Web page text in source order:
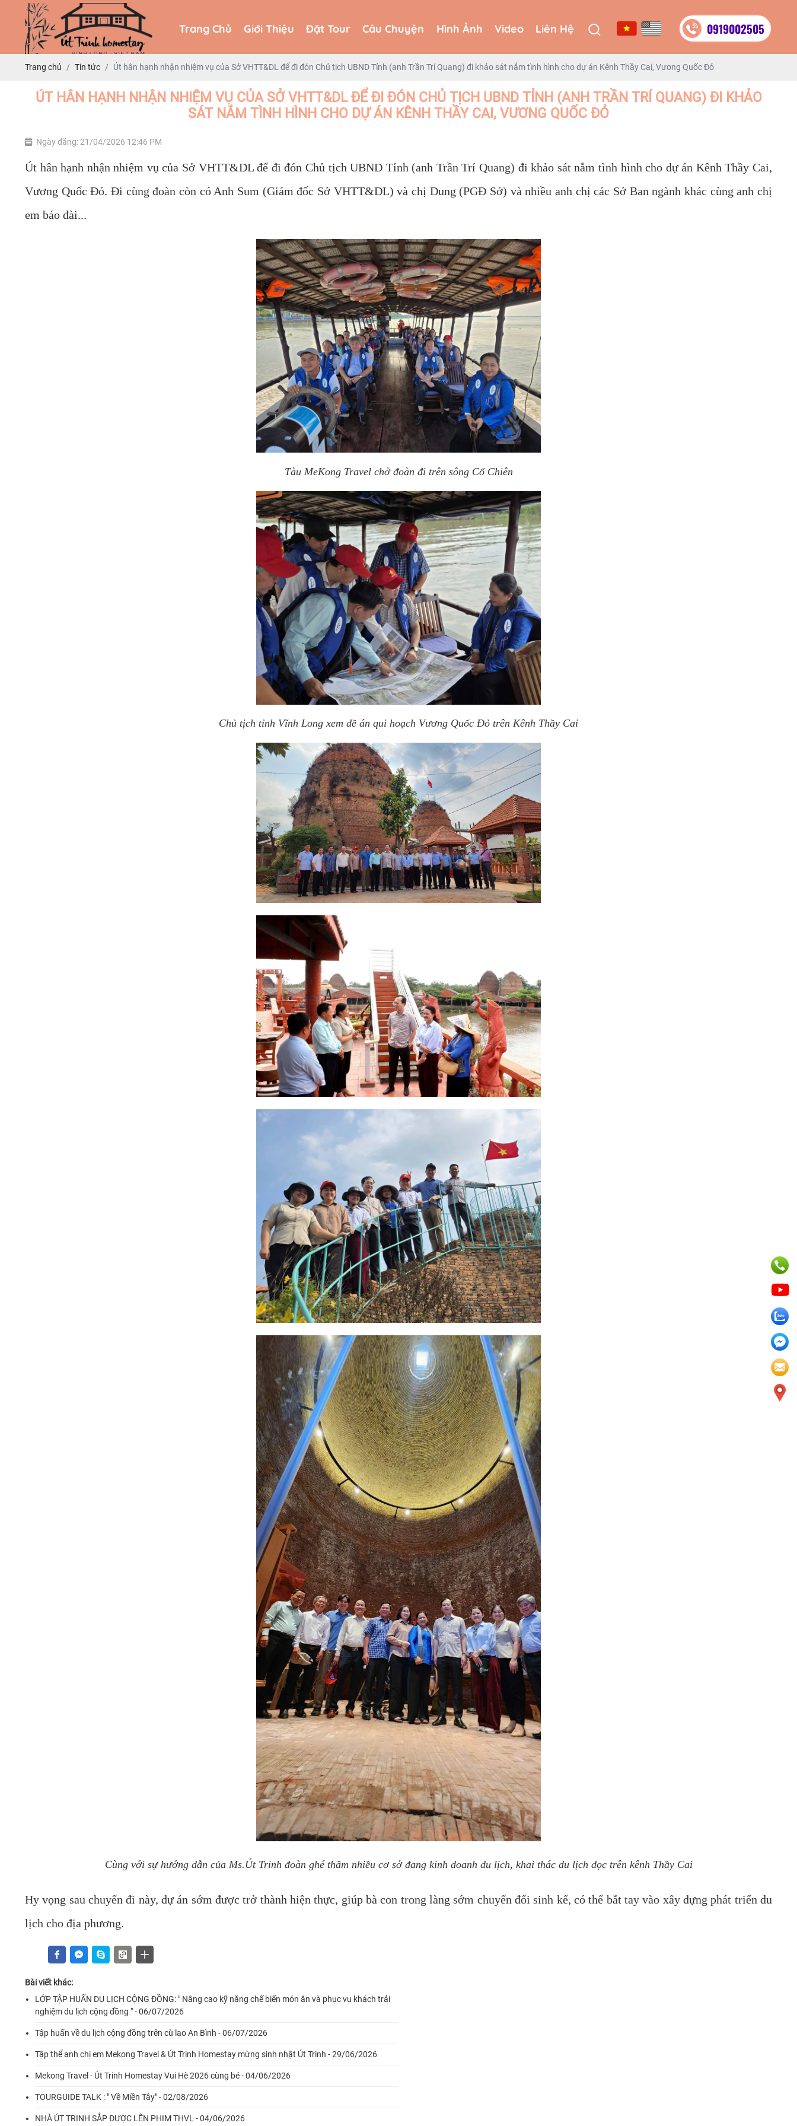
Trang Chủ Giới Thiệu Đặt Tour Câu Chuyện Hình Ảnh Video Liên Hệ 0919002505
Trang Chủ Giới Thiệu Đặt Tour Câu Chuyện Hình Ảnh Video Liên Hệ 0919002505
Trang chủ Tin tức Út hân hạnh nhận nhiệm vụ của Sở VHTT&DL để đi đón Chủ tịch UBND Tỉnh (anh Trần Trí Quang) đi khảo sát nắm tình hình cho dự án Kênh Thầy Cai, Vương Quốc Đỏ
ÚT HÂN HẠNH NHẬN NHIỆM VỤ CỦA SỞ VHTT&DL ĐỂ ĐI ĐÓN CHỦ TỊCH UBND TỈNH (ANH TRẦN TRÍ QUANG) ĐI KHẢO
SÁT NẮM TÌNH HÌNH CHO DỰ ÁN KÊNH THẦY CAI, VƯƠNG QUỐC ĐỎ
Ngày đăng: 21/04/2026 12:46 PM
Út hân hạnh nhận nhiệm vụ của Sở VHTT&DL để đi đón Chủ tịch UBND Tỉnh (anh Trần Trí Quang) đi khảo sát nắm tình hình cho dự án Kênh Thầy Cai,
Vương Quốc Đỏ. Đi cùng đoàn còn có Anh Sum (Giám đốc Sở VHTT&DL) và chị Dung (PGĐ Sở) và nhiều anh chị các Sở Ban ngành khác cùng anh chị
em báo đài...
Tàu MeKong Travel chở đoàn đi trên sông Cổ Chiên
Chủ tịch tỉnh Vĩnh Long xem đề án qui hoạch Vương Quốc Đỏ trên Kênh Thầy Cai
Cùng với sự hướng dẫn của Ms.Út Trinh đoàn ghé thăm nhiều cơ sở đang kinh doanh du lịch, khai thác du lịch dọc trên kênh Thầy Cai
Hy vọng sau chuyến đi này, dự án sớm được trở thành hiện thực, giúp bà con trong làng sớm chuyển đổi sinh kế, có thể bắt tay vào xây dựng phát triển du
lịch cho địa phương.
Bài viết khác:
LỚP TẬP HUẤN DU LỊCH CỘNG ĐỒNG: " Nâng cao kỹ năng chế biến món ăn và phục vụ khách trải
nghiệm du lịch cộng đồng " - 06/07/2026
Tập huấn về du lịch cộng đồng trên cù lao An Bình - 06/07/2026
Tập thể anh chị em Mekong Travel & Út Trinh Homestay mừng sinh nhật Út Trinh - 29/06/2026
Mekong Travel - Út Trinh Homestay Vui Hè 2026 cùng bé - 04/06/2026
TOURGUIDE TALK : " Về Miền Tây" - 02/08/2026
NHÀ ÚT TRINH SẮP ĐƯỢC LÊN PHIM THVL - 04/06/2026